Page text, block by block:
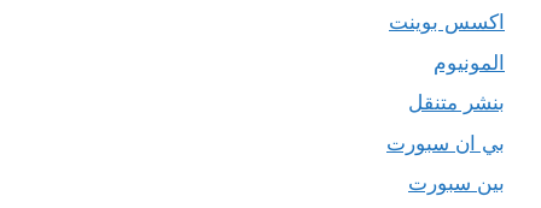
اكسس بوينت
المونيوم
بنشر متنقل
بي ان سبورت
بين سبورت